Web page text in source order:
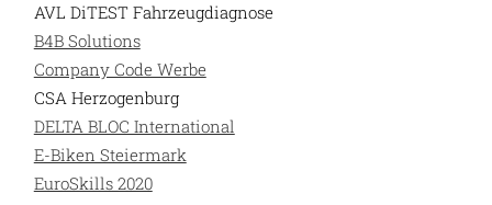
AVL DiTEST Fahrzeugdiagnose
B4B Solutions
Company Code Werbe
CSA Herzogenburg
DELTA BLOC International
E-Biken Steiermark
EuroSkills 2020